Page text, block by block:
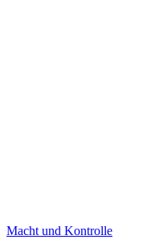
Macht und Kontrolle